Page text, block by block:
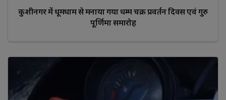
कुशीनगर में धूमधाम से मनाया गया धम्म चक्र प्रवर्तन दिवस एवं गुरु
पूर्णिमा समारोह